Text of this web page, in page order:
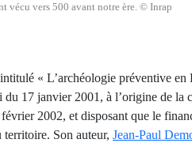
vécu vers 500 avant notre ère. © Inrap
« L’archéologie préventive en
17 janvier 2001, à l’origine de la
février 2002, et disposant que le
territoire. Son auteur, Jean-Paul